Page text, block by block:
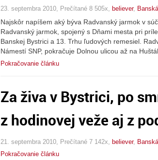
23. septembra 2010, Prečítané 8 505x, believer,
Najskôr napíšem aký býva Radvanský jarmok v
Radvanský jarmok, spojený s Dňami mesta pri
Banskej Bystrici a 13. Trhu ľudových remesiel.
Námestí SNP, pokračuje Dolnou ulicou až na
Pokračovanie článku
Za živa v Bystrici, po
z hodinovej veže aj z
21. septembra 2010, Prečítané 7 142x, believer,
Pokračovanie článku